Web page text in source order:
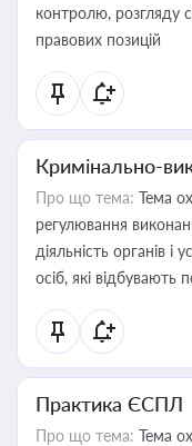
контролю, розгляду
правових позицій
Кримінально-
Про що тема: Тема
регулювання
діяльність органів і
осіб, які відбувають
Практика ЄСПЛ
Про що тема: Тема